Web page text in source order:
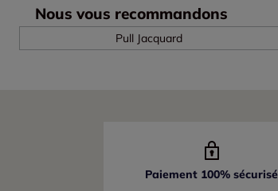
Nous vous recommandons
Pull Jacquard
Paiement 100% sécurisé